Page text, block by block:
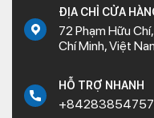
ĐỊA CHỈ CỬA
72 Phạm Hữu
Chí Minh, Việt
HỖ TRỢ NHANH